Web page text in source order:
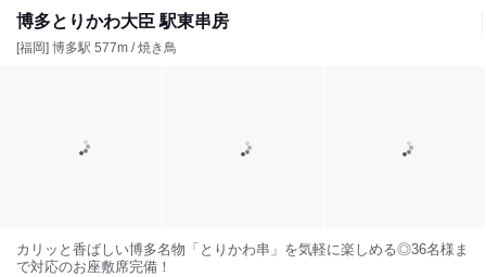
博多とりかわ大臣 駅東串房
[福岡] 博多駅 577m / 焼き鳥
カリッと香ばしい博多名物「とりかわ串」を気軽に楽しめる◎36名様ま
で対応のお座敷席完備！